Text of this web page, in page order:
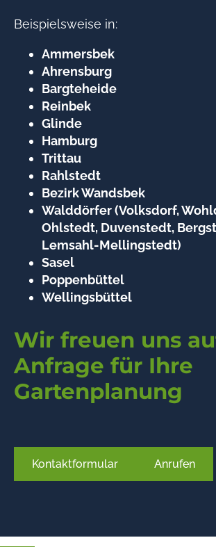
Beispielsweise in:
Ammersbek
Ahrensburg
Bargteheide
Reinbek
Glinde
Hamburg
Trittau
Rahlstedt
Bezirk Wandsbek
Walddörfer (Volksdorf,
Ohlstedt, Duvenstedt,
Lemsahl-Mellingstedt)
Sasel
Poppenbüttel
Wellingsbüttel
Wir freuen uns
Anfrage für Ihre
Gartenplanung
Kontaktformular Anrufen